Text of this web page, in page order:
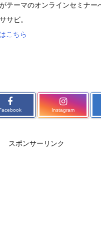
テーマのオンラインセミナー
サビ。
こちら
Instagram
スポンサーリンク